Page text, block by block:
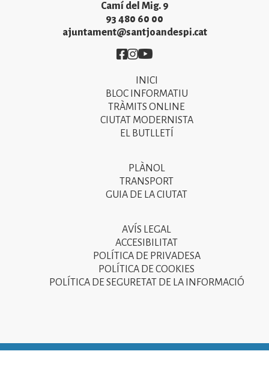
Camí del Mig. 9
93 480 60 00
ajuntament@santjoandespi.cat
Imatge
Imatge
Imatge
INICI
BLOC INFORMATIU
TRÀMITS ONLINE
CIUTAT MODERNISTA
EL BUTLLETÍ
PLÀNOL
TRANSPORT
GUIA DE LA CIUTAT
2025
AVÍS LEGAL
ACCESIBILITAT
POLÍTICA DE PRIVADESA
POLÍTICA DE COOKIES
POLÍTICA DE SEGURETAT DE LA INFORMACIÓ